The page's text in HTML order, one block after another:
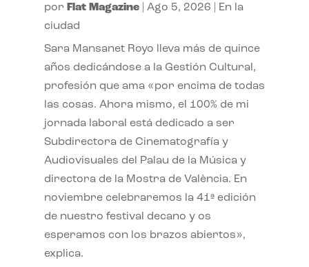
por Flat Magazine| Ago 5, 2026
En la
ciudad
Sara Mansanet Royo lleva más de quince
años dedicándose a la Gestión Cultural,
profesión que ama «por encima de todas
las cosas. Ahora mismo, el 100% de mi
jornada laboral está dedicado a ser
Subdirectora de Cinematografía y
Audiovisuales del Palau de la Música y
directora de la Mostra de València. En
noviembre celebraremos la 41ª edición
de nuestro festival decano y os
esperamos con los brazos abiertos»,
explica.